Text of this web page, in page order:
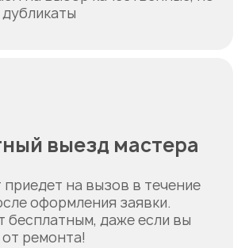
выезд мастера
на вызов в течение
оформления заявки.
бесплатным, даже если вы
ремонта!